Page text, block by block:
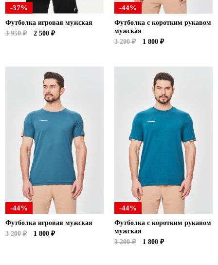
-37%
Футболка игровая мужская
3 950 ₽
2 500 ₽
-44%
Футболка с коротким рукавом
мужская
3 200 ₽
1 800 ₽
-44%
Футболка игровая мужская
3 200 ₽
1 800 ₽
-44%
Футболка с коротким рукавом
мужская
3 200 ₽
1 800 ₽